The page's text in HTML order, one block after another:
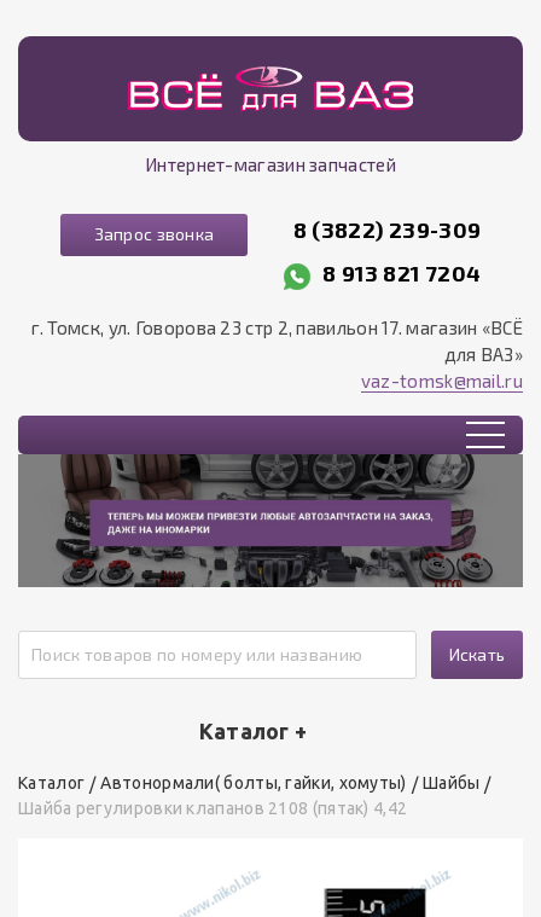
Интернет-магазин запчастей
Запрос звонка
8 (3822) 239-309
8 913 821 7204
г. Томск, ул. Говорова 23 стр 2, павильон 17. магазин «ВСЁ
для ВАЗ»
vaz-tomsk@mail.ru
Искать
Каталог +
Каталог Автонормали( болты, гайки, хомуты)
Шайбы
Шайба регулировки клапанов 2108 (пятак) 4,42